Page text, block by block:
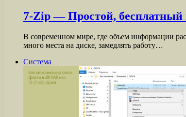
7-Zip — Простой, бесплатный
В современном мире, где объем информации
много места на диске, замедлять работу…
Система